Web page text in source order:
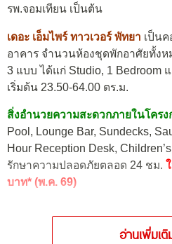
รพ.จอมเทียน เป็นต้น
เดอะ เอ็มไพร์ ทาวเวอร์ พัทยา เป็น
อาคาร จำนวนห้องชุดพักอาศัยทั้งห
3 แบบ ได้แก่ Studio, 1 Bedroom
เริ่มต้น 23.50-64.00 ตร.ม.
สิ่งอำนวยความสะดวกภายในโครง
Pool, Lounge Bar, Sundecks,
Hour Reception Desk,
รักษาความปลอดภัยตลอด 24 ชม.
บาท* (พ.ค. 69)
อ่านเพิ่มเติ